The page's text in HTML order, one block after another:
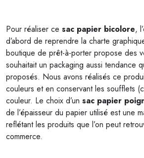
b
i
c
o
l
o
r
e
Pour réaliser ce sac papier bicolore,
d’abord de reprendre la charte
boutique de prêt-à-porter propose des
souhaitait un packaging aussi tendance
proposés. Nous avons réalisés ce
couleurs et en conservant les soufflets
couleur. Le choix d’un sac papier
de l’épaisseur du papier utilisé est une
reflétant les produits que l’on peut
commerce.